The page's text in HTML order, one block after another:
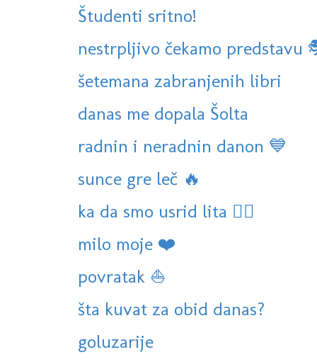
Študenti sritno!
nestrpljivo čekamo predstavu
šetemana zabranjenih libri
danas me dopala Šolta
radnin i neradnin danon 💙
sunce gre leč 🔥
ka da smo usrid lita 🏊‍♀️
milo moje ❤️
povratak ⛵️
šta kuvat za obid danas?
goluzarije